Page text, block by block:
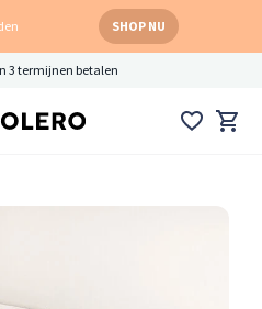
SHOP NU
3 termijnen betalen